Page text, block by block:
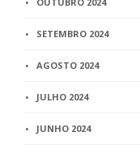
SETEMBRO 2024
AGOSTO 2024
JULHO 2024
JUNHO 2024